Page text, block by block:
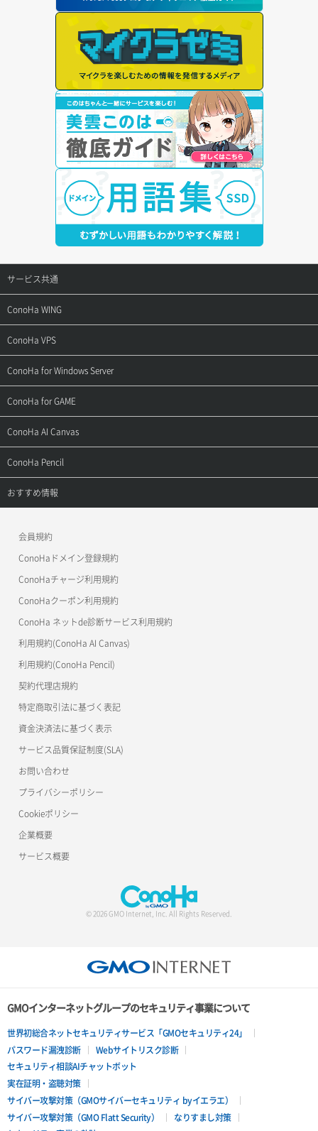
サービス共通
サポートトップ
ご契約・お支払い
用語集
お問い合わせ
ConoHa WING
サポートトップ
ご利用ガイド
お乗り換えガイド
よくある質問
ConoHa VPS
サポートトップ
ご利用ガイド
APIドキュメントVPS2.0
APIドキュメントVPS3.0
ConoHa for Windows Server
サポートトップ
ご利用ガイド
APIドキュメントVPS2.0
APIドキュメントVPS3.0
ConoHa for GAME
サポートトップ
ご利用ガイド
ConoHa AI Canvas
サポートトップ
ご利用ガイド
ConoHa Pencil
サポートトップ
おすすめ情報
美雲このは徹底ガイド
会員規約
ConoHaドメイン登録規約
ConoHaチャージ利用規約
ConoHaクーポン利用規約
ConoHa ネットde診断サービス利用規約
利用規約(ConoHa AI Canvas)
利用規約(ConoHa Pencil)
契約代理店規約
特定商取引法に基づく表記
資金決済法に基づく表示
サービス品質保証制度(SLA)
お問い合わせ
プライバシーポリシー
Cookieポリシー
企業概要
サービス概要
© 2026 GMO Internet, Inc. All Rights Reserved.
GMOインターネットグループのセキュリティ事業について
世界初総合ネットセキュリティサービス「GMOセキュリティ24」
パスワード漏洩診断
Webサイトリスク診断
セキュリティ相談AIチャットボット
実在証明・盗聴対策
サイバー攻撃対策（GMOサイバーセキュリティ byイエラエ）
サイバー攻撃対策（GMO Flatt Security）
なりすまし対策